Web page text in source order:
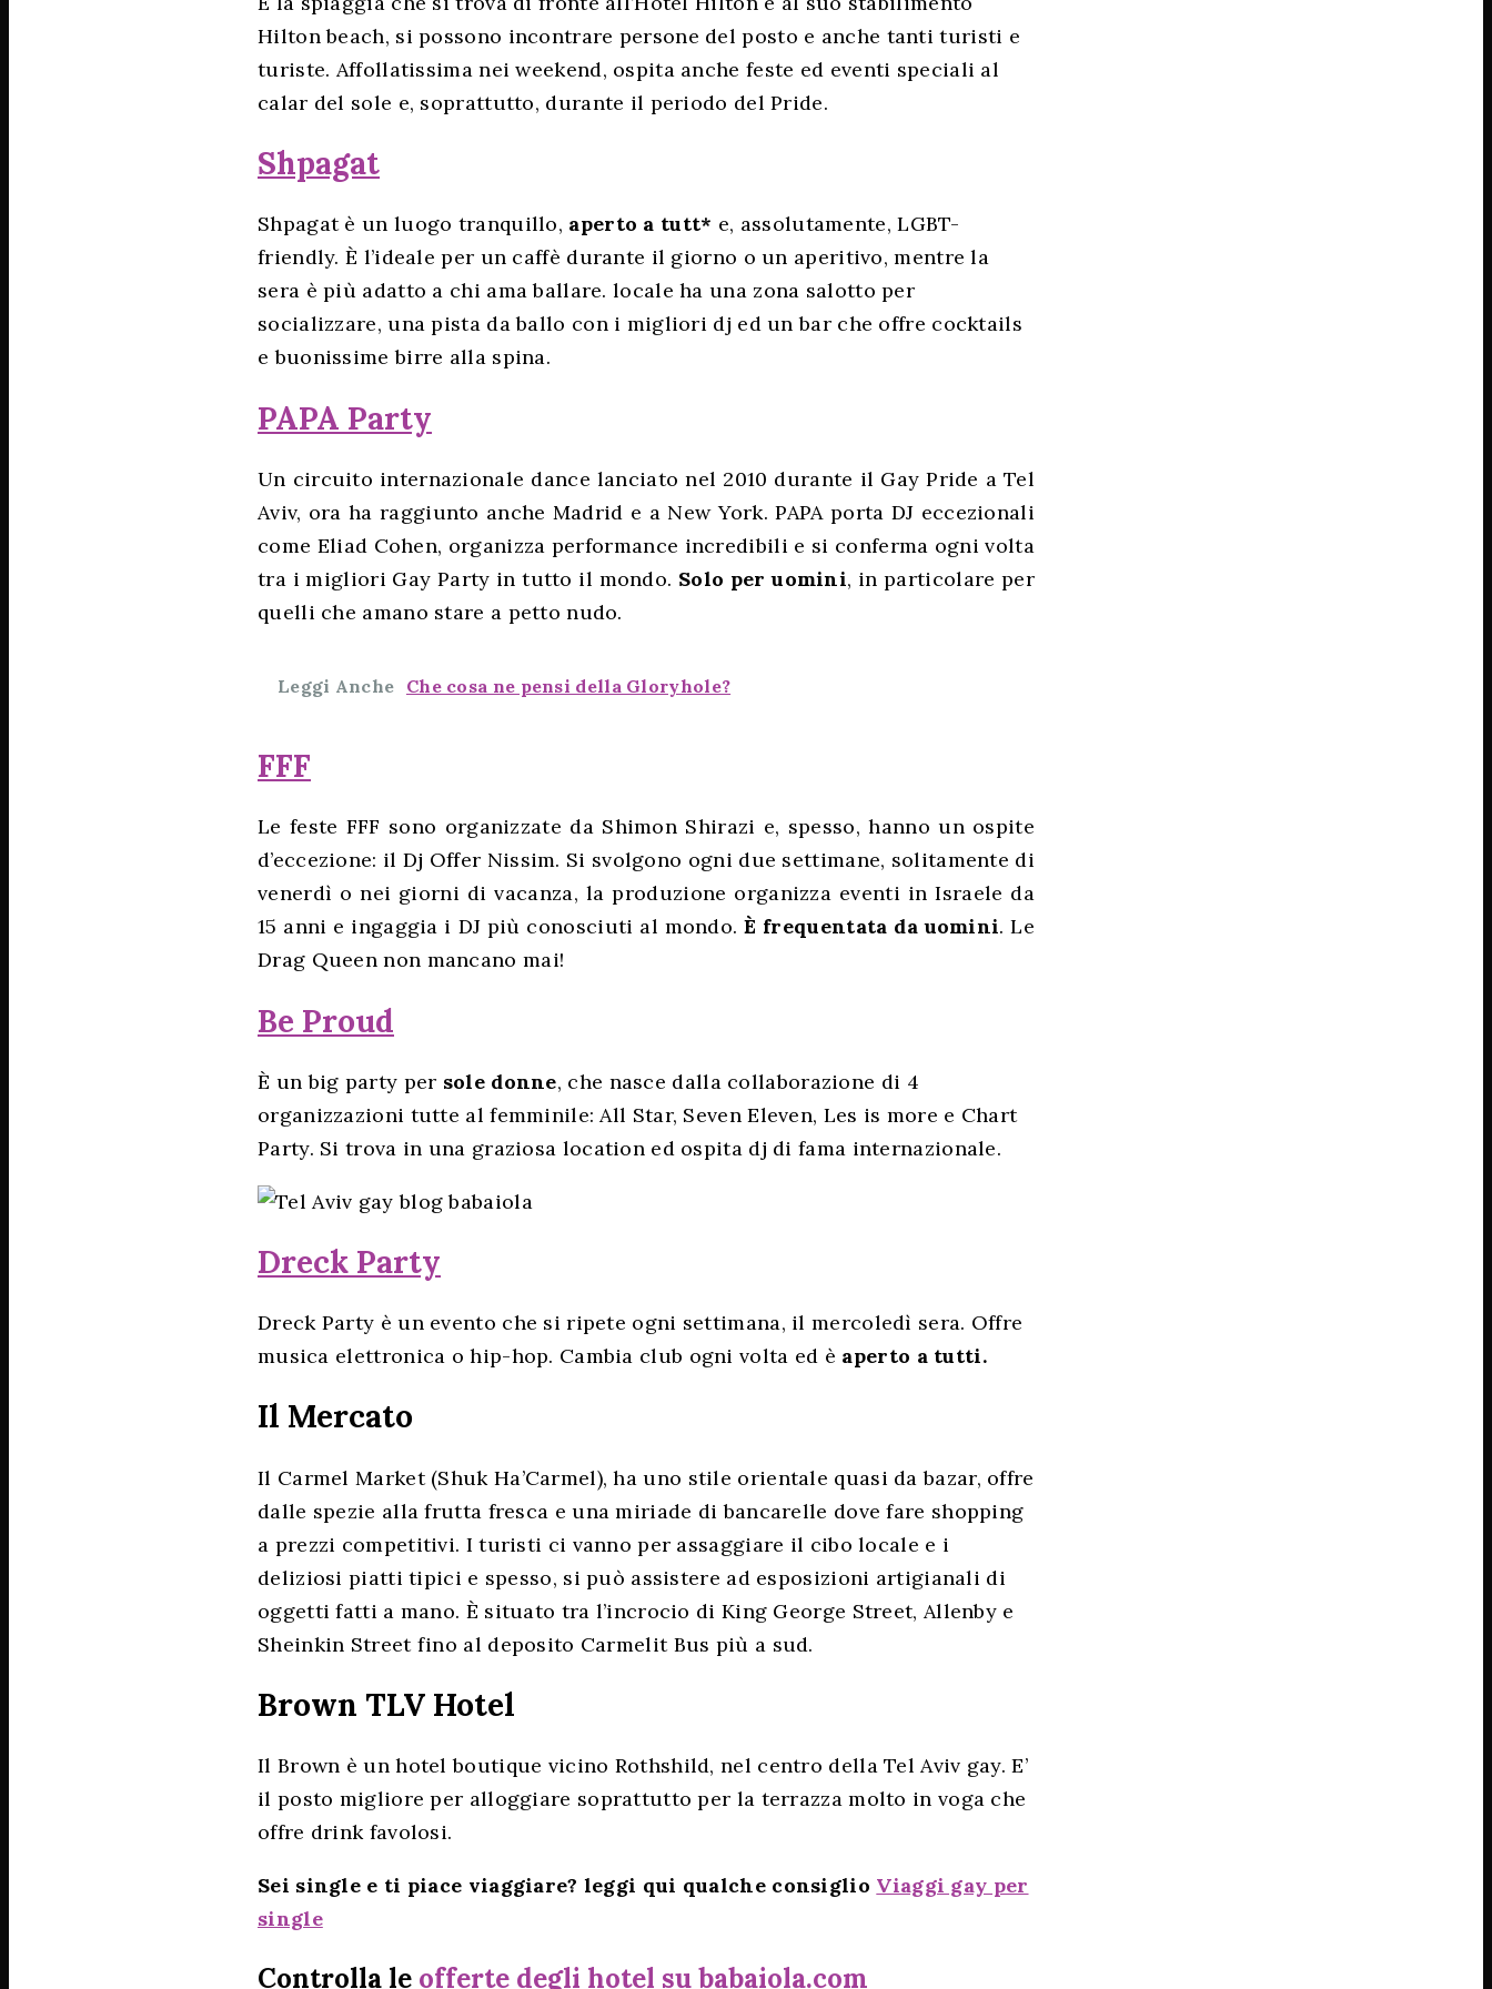
Hilton beach, si possono incontrare persone del posto e anche tanti turisti e
turiste. Affollatissima nei weekend, ospita anche feste ed eventi speciali al
calar del sole e, soprattutto, durante il periodo del Pride.
Shpagat
Shpagat è un luogo tranquillo, aperto a tutt* e, assolutamente, LGBT-
friendly. È l’ideale per un caffè durante il giorno o un aperitivo, mentre la
sera è più adatto a chi ama ballare. locale ha una zona salotto per
socializzare, una pista da ballo con i migliori dj ed un bar che offre cocktails
e buonissime birre alla spina.
PAPA Party
Un circuito internazionale dance lanciato nel 2010 durante il Gay Pride a Tel
Aviv, ora ha raggiunto anche Madrid e a New York. PAPA porta DJ eccezionali
come Eliad Cohen, organizza performance incredibili e si conferma ogni volta
tra i migliori Gay Party in tutto il mondo. Solo per uomini, in particolare per
quelli che amano stare a petto nudo.
Leggi Anche Che cosa ne pensi della Gloryhole?
FFF
Le feste FFF sono organizzate da Shimon Shirazi e, spesso, hanno un ospite
d’eccezione: il Dj Offer Nissim. Si svolgono ogni due settimane, solitamente di
venerdì o nei giorni di vacanza, la produzione organizza eventi in Israele da
15 anni e ingaggia i DJ più conosciuti al mondo.È frequentata da uomini. Le
Drag Queen non mancano mai!
Be Proud
È un big party per sole donne, che nasce dalla collaborazione di 4
organizzazioni tutte al femminile: All Star, Seven Eleven, Les is more e Chart
Party. Si trova in una graziosa location ed ospita dj di fama internazionale.
Dreck Party
Dreck Party è un evento che si ripete ogni settimana, il mercoledì sera. Offre
musica elettronica o hip-hop. Cambia club ogni volta ed è aperto a tutti.
Il Mercato
Il Carmel Market (Shuk Ha’Carmel), ha uno stile orientale quasi da bazar, offre
dalle spezie alla frutta fresca e una miriade di bancarelle dove fare shopping
a prezzi competitivi. I turisti ci vanno per assaggiare il cibo locale e i
deliziosi piatti tipici e spesso, si può assistere ad esposizioni artigianali di
oggetti fatti a mano. È situato tra l’incrocio di King George Street, Allenby e
Sheinkin Street fino al deposito Carmelit Bus più a sud.
Brown TLV Hotel
Il Brown è un hotel boutique vicino Rothshild, nel centro della Tel Aviv gay. E’
il posto migliore per alloggiare soprattutto per la terrazza molto in voga che
offre drink favolosi.
Sei single e ti piace viaggiare? leggi qui qualche consiglio Viaggi gay per
single
Controlla le offerte degli hotel su babaiola.com